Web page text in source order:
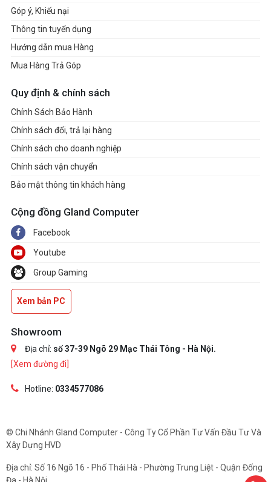
Góp ý, Khiếu nại
Thông tin tuyển dụng
Hướng dẫn mua Hàng
Mua Hàng Trả Góp
Quy định & chính sách
Chính Sách Bảo Hành
Chính sách đổi, trả lại hàng
Chính sách cho doanh nghiệp
Chính sách vận chuyển
Bảo mật thông tin khách hàng
Cộng đồng Gland Computer
Facebook
Youtube
Group Gaming
Xem bản PC
Showroom
Địa chỉ: số 37-39 Ngõ 29 Mạc Thái Tông - Hà Nội.
[Xem đường đi]
Hotline: 0334577086
© Chi Nhánh Gland Computer - Công Ty Cổ Phần Tư Vấn Đầu Tư Và
Xây Dựng HVD
Địa chỉ: Số 16 Ngõ 16 - Phố Thái Hà - Phường Trung Liệt - Quận Đống